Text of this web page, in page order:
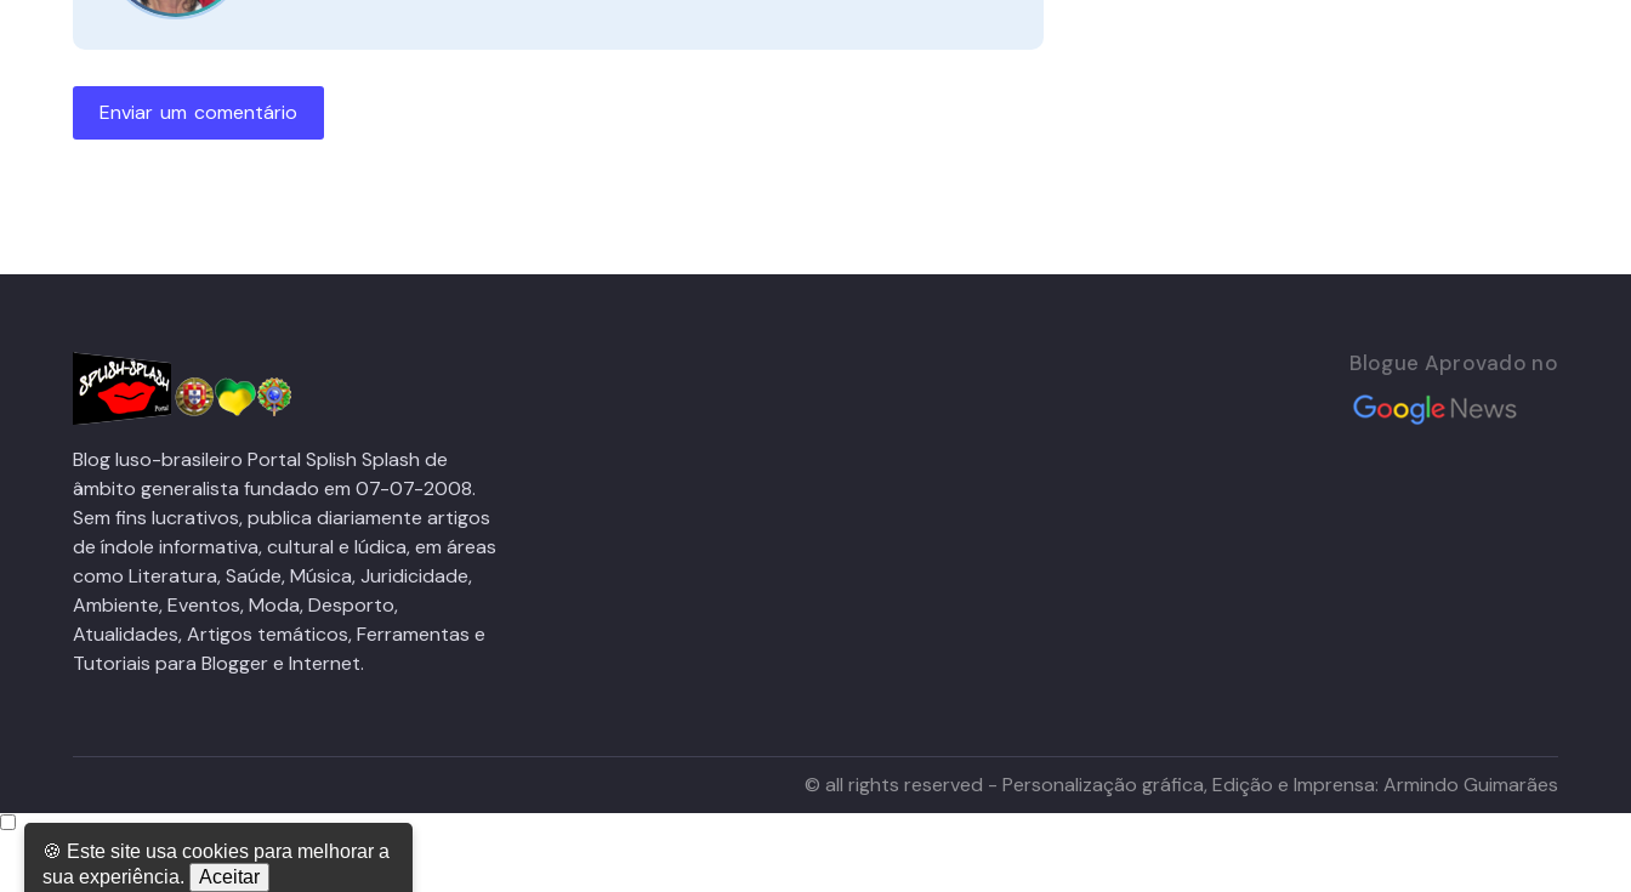
Enviar um comentário
Blog luso-brasileiro Portal Splish Splash de
âmbito generalista fundado em 07-07-2008.
Sem fins lucrativos, publica diariamente artigos
de índole informativa, cultural e lúdica, em áreas
como Literatura, Saúde, Música, Juridicidade,
Ambiente, Eventos, Moda, Desporto,
Atualidades, Artigos temáticos, Ferramentas e
Tutoriais para Blogger e Internet.
Blogue Aprovado no
© all rights reserved - Personalização gráfica, Edição e Imprensa: Armindo Guimarães
🍪 Este site usa cookies para melhorar a
sua experiência.
Aceitar